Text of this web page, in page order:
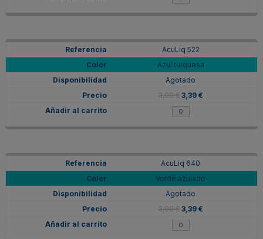
AcuLiq 522
Azul turquesa
Agotado
3,99 € 3,39 €
AcuLiq 640
Verde azulado
Agotado
3,99 € 3,39 €